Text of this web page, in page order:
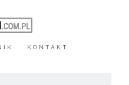
KONTAKT